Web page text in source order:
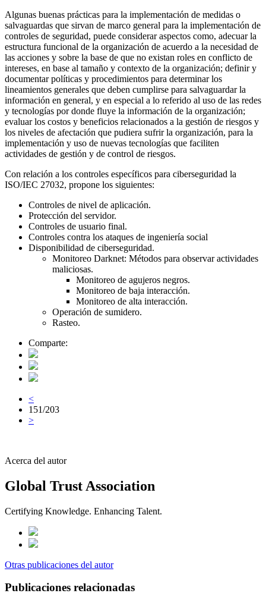
Algunas buenas prácticas para la implementación de medidas o
salvaguardas que sirvan de marco general para la implementación de
controles de seguridad, puede considerar aspectos como, adecuar la
estructura funcional de la organización de acuerdo a la necesidad de
las acciones y sobre la base de que no existan roles en conflicto de
intereses, en base al tamaño y contexto de la organización; definir y
documentar políticas y procedimientos para determinar los
lineamientos generales que deben cumplirse para salvaguardar la
información en general, y en especial a lo referido al uso de las redes
y tecnologías por donde fluye la información de la organización;
evaluar los costos y beneficios relacionados a la gestión de riesgos y
los niveles de afectación que pudiera sufrir la organización, para la
implementación y uso de nuevas tecnologías que faciliten
actividades de gestión y de control de riesgos.
Con relación a los controles específicos para ciberseguridad la
ISO/IEC 27032, propone los siguientes:
Controles de nivel de aplicación.
Protección del servidor.
Controles de usuario final.
Controles contra los ataques de ingeniería social
Disponibilidad de ciberseguridad.
Monitoreo Darknet: Métodos para observar actividades
maliciosas.
Monitoreo de agujeros negros.
Monitoreo de baja interacción.
Monitoreo de alta interacción.
Operación de sumidero.
Rasteo.
Comparte:
<
151/203
>
Acerca del autor
Global Trust Association
Certifying Knowledge. Enhancing Talent.
Otras publicaciones del autor
Publicaciones relacionadas